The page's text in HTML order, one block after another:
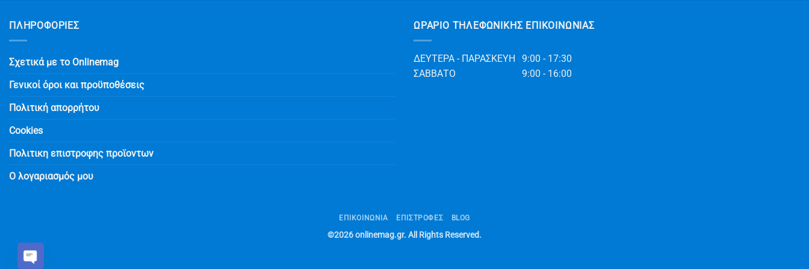
ΠΛΗΡΟΦΟΡΙΕΣ
Σχετικά με το Onlinemag
Γενικοί όροι και προϋποθέσεις
Πολιτική απορρήτου
Cookies
Πολιτικη επιστροφης προϊοντων
Ο λογαριασμός μου
ΩΡΆΡΙΟ ΤΗΛΕΦΩΝΙΚΉΣ ΕΠΙΚΟΙΝΩΝΊΑΣ
ΔΕΥΤΕΡΑ - ΠΑΡΑΣΚΕΥΗ
9:00 - 17:30
ΣΑΒΒΑΤΟ
9:00 - 16:00
ΕΠΙΚΟΙΝΩΝΊΑ ΕΠΙΣΤΡΟΦΕΣ BLOG
©2026onlinemag.gr. All Rights Reserved.